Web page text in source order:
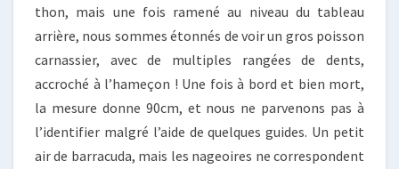
thon, mais une fois ramené au niveau du tableau
arrière, nous sommes étonnés de voir un gros poisson
carnassier, avec de multiples rangées de dents,
accroché à l’hameçon ! Une fois à bord et bien mort,
la mesure donne 90cm, et nous ne parvenons pas à
l’identifier malgré l’aide de quelques guides. Un petit
air de barracuda, mais les nageoires ne correspondent